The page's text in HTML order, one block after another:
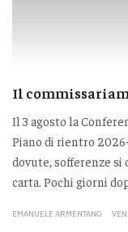
Il
Il 3 agosto la
Piano di rientro
dovute, sofferenze si
carta. Pochi giorni
EMANUELE ARMENTANO